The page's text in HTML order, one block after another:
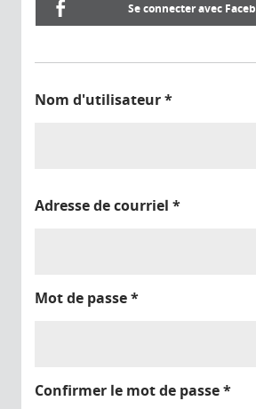
Se connecter avec
Nom d'utilisateur*
Adresse de courriel *
Mot de passe*
Confirmer le mot de passe*